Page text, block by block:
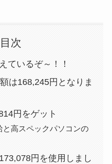
目次
ているぞ～！！
は168,245円となりま
円をゲット
と高スペックパソコンの
円を使用しまし